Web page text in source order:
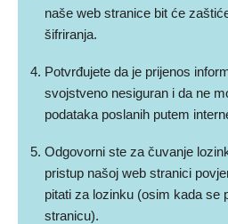
naše web stranice bit će
šifriranja.
Potvrđujete da je prijenos
svojstveno nesiguran i da ne
podataka poslanih putem
Odgovorni ste za čuvanje
pristup našoj web stranici
pitati za lozinku (osim kada se
stranicu).